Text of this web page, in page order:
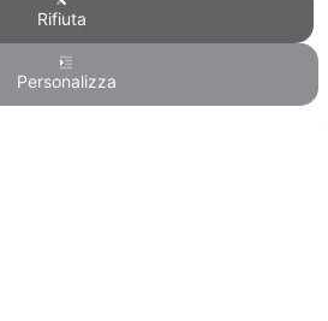
Rifiuta
Personalizza